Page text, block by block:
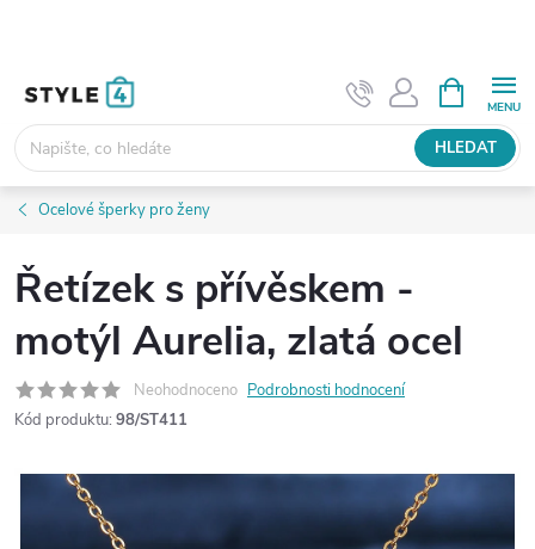
HLEDAT
NÁKUPNÍ
KOŠÍK
Ocelové šperky pro ženy
Řetízek s přívěskem -
motýl Aurelia, zlatá ocel
Neohodnoceno Podrobnosti hodnocení
Kód produktu: 98/ST411